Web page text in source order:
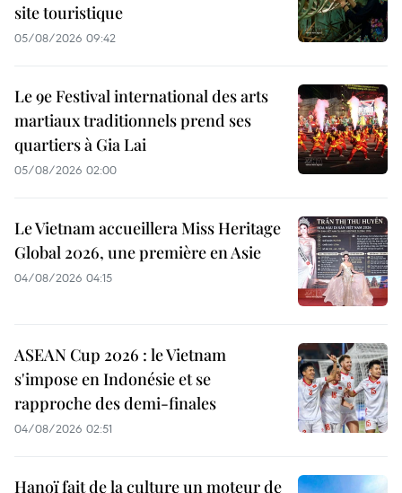
site touristique
05/08/2026 09:42
Le 9e Festival international des arts
martiaux traditionnels prend ses
quartiers à Gia Lai
05/08/2026 02:00
Le Vietnam accueillera Miss Heritage
Global 2026, une première en Asie
04/08/2026 04:15
ASEAN Cup 2026 : le Vietnam
s'impose en Indonésie et se
rapproche des demi-finales
04/08/2026 02:51
Hanoï fait de la culture un moteur de